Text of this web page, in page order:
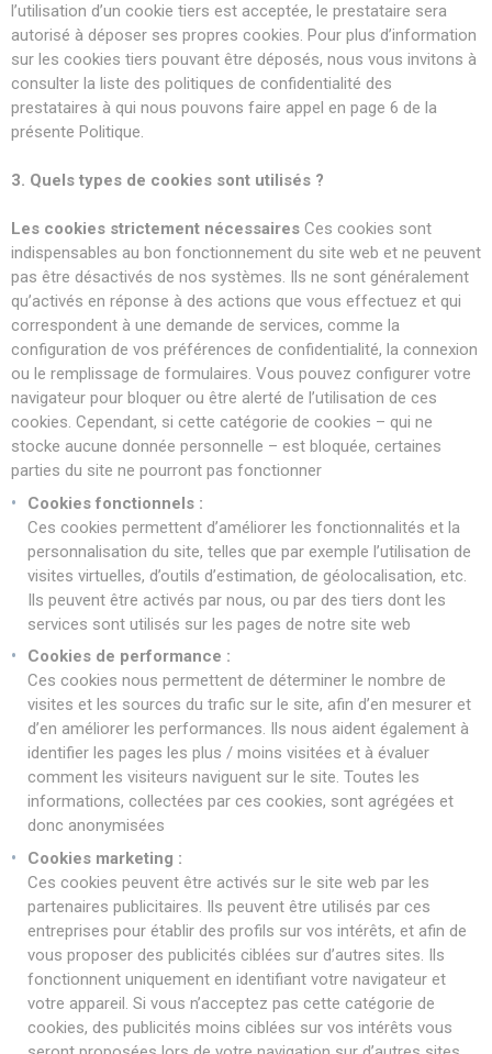
l’utilisation d’un cookie tiers est acceptée, le prestataire sera
autorisé à déposer ses propres cookies. Pour plus d’information
sur les cookies tiers pouvant être déposés, nous vous invitons à
consulter la liste des politiques de confidentialité des
prestataires à qui nous pouvons faire appel en page 6 de la
présente Politique.
3. Quels types de cookies sont utilisés ?
Les cookies strictement nécessaires Ces cookies sont
indispensables au bon fonctionnement du site web et ne peuvent
pas être désactivés de nos systèmes. Ils ne sont généralement
qu’activés en réponse à des actions que vous effectuez et qui
correspondent à une demande de services, comme la
configuration de vos préférences de confidentialité, la connexion
ou le remplissage de formulaires. Vous pouvez configurer votre
navigateur pour bloquer ou être alerté de l’utilisation de ces
cookies. Cependant, si cette catégorie de cookies – qui ne
stocke aucune donnée personnelle – est bloquée, certaines
parties du site ne pourront pas fonctionner
Cookies fonctionnels :
Ces cookies permettent d’améliorer les fonctionnalités et la
personnalisation du site, telles que par exemple l’utilisation de
visites virtuelles, d’outils d’estimation, de géolocalisation, etc.
Ils peuvent être activés par nous, ou par des tiers dont les
services sont utilisés sur les pages de notre site web
Cookies de performance :
Ces cookies nous permettent de déterminer le nombre de
visites et les sources du trafic sur le site, afin d’en mesurer et
d’en améliorer les performances. Ils nous aident également à
identifier les pages les plus / moins visitées et à évaluer
comment les visiteurs naviguent sur le site. Toutes les
informations, collectées par ces cookies, sont agrégées et
donc anonymisées
Cookies marketing :
Ces cookies peuvent être activés sur le site web par les
partenaires publicitaires. Ils peuvent être utilisés par ces
entreprises pour établir des profils sur vos intérêts, et afin de
vous proposer des publicités ciblées sur d’autres sites. Ils
fonctionnent uniquement en identifiant votre navigateur et
votre appareil. Si vous n’acceptez pas cette catégorie de
cookies, des publicités moins ciblées sur vos intérêts vous